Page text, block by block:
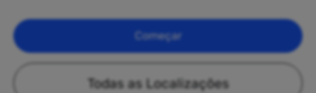
Começar
Todas as Localizações